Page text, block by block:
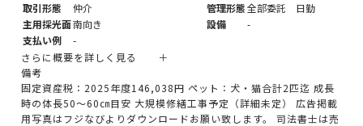
取引形態
仲介 管理形態全部委託 日勤
主用採光面南向き 設備
-
支払い例
-
さらに概要を詳しく見る ＋
備考
固定資産税：2025年度146,038円 ペット：犬・猫合計2匹迄 成長
時の体長50～60㎝目安 大規模修繕工事予定（詳細未定） 広告掲載
用写真はフジなびよりダウンロードお願い致します。 司法書士は売